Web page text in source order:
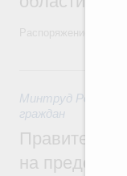
Минтруд России
граждан
на